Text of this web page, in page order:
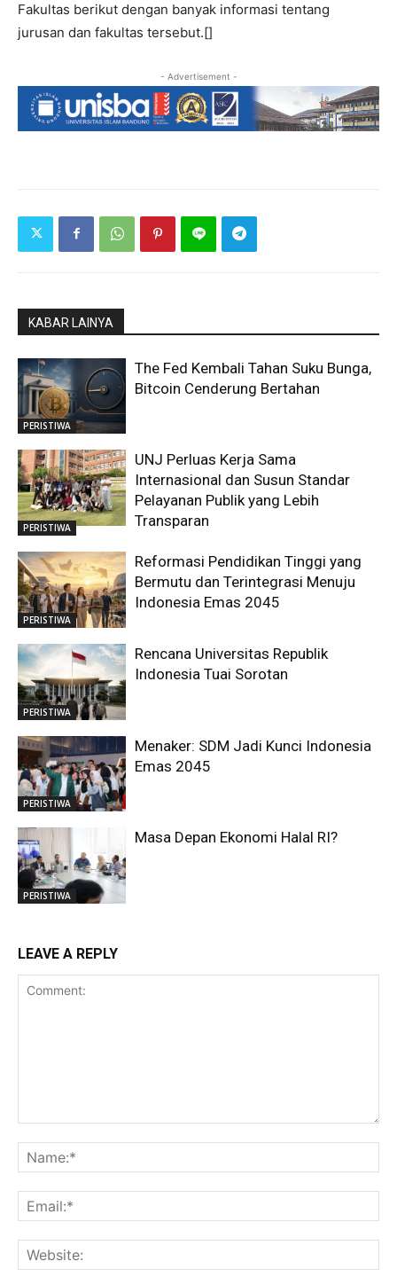
Fakultas berikut dengan banyak informasi tentang
jurusan dan fakultas tersebut.[]
- Advertisement -
KABAR LAINYA
PERISTIWA
The Fed Kembali Tahan Suku Bunga,
Bitcoin Cenderung Bertahan
PERISTIWA
UNJ Perluas Kerja Sama
Internasional dan Susun Standar
Pelayanan Publik yang Lebih
Transparan
PERISTIWA
Reformasi Pendidikan Tinggi yang
Bermutu dan Terintegrasi Menuju
Indonesia Emas 2045
PERISTIWA
Rencana Universitas Republik
Indonesia Tuai Sorotan
PERISTIWA
Menaker: SDM Jadi Kunci Indonesia
Emas 2045
PERISTIWA
Masa Depan Ekonomi Halal RI?
LEAVE A REPLY